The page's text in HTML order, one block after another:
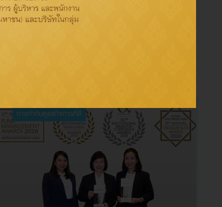
การกำกับดูแลกิจการที่ดี